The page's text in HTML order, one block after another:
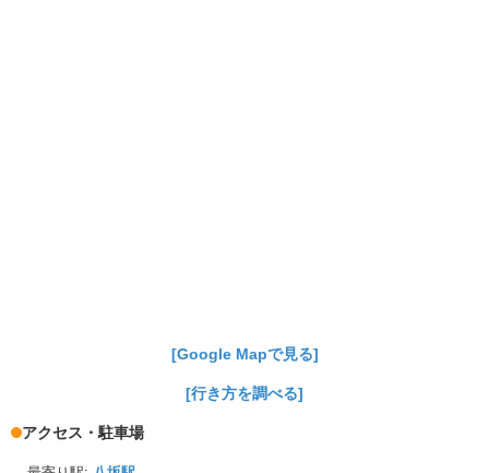
[Google Mapで見る]
[行き方を調べる]
アクセス・駐車場